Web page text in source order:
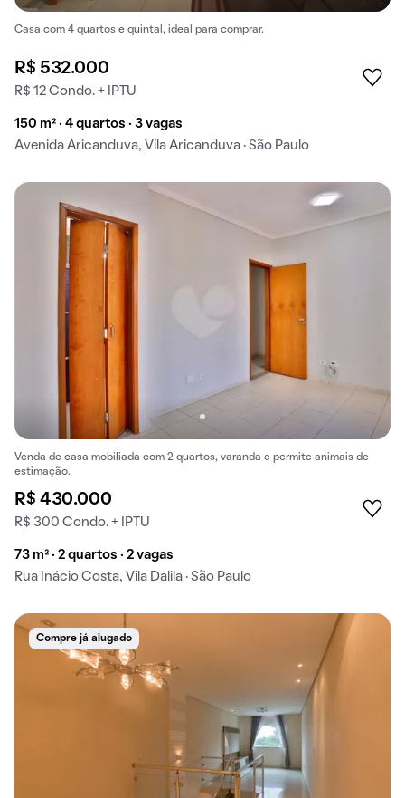
Casa com 4 quartos e quintal, ideal para comprar.
R$ 532.000
R$ 12 Condo. + IPTU
150 m² · 4 quartos · 3 vagas
Avenida Aricanduva, Vila Aricanduva · São Paulo
Venda de casa mobiliada com 2 quartos, varanda e permite animais de
estimação.
R$ 430.000
R$ 300 Condo. + IPTU
73 m² · 2 quartos · 2 vagas
Rua Inácio Costa, Vila Dalila · São Paulo
Compre já alugado